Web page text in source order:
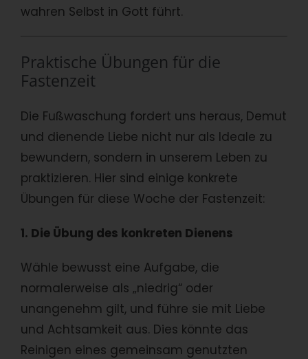
wahren Selbst in Gott führt.
Praktische Übungen für die
Fastenzeit
Die Fußwaschung fordert uns heraus, Demut
und dienende Liebe nicht nur als Ideale zu
bewundern, sondern in unserem Leben zu
praktizieren. Hier sind einige konkrete
Übungen für diese Woche der Fastenzeit:
1. Die Übung des konkreten Dienens
Wähle bewusst eine Aufgabe, die
normalerweise als „niedrig“ oder
unangenehm gilt, und führe sie mit Liebe
und Achtsamkeit aus. Dies könnte das
Reinigen eines gemeinsam genutzten